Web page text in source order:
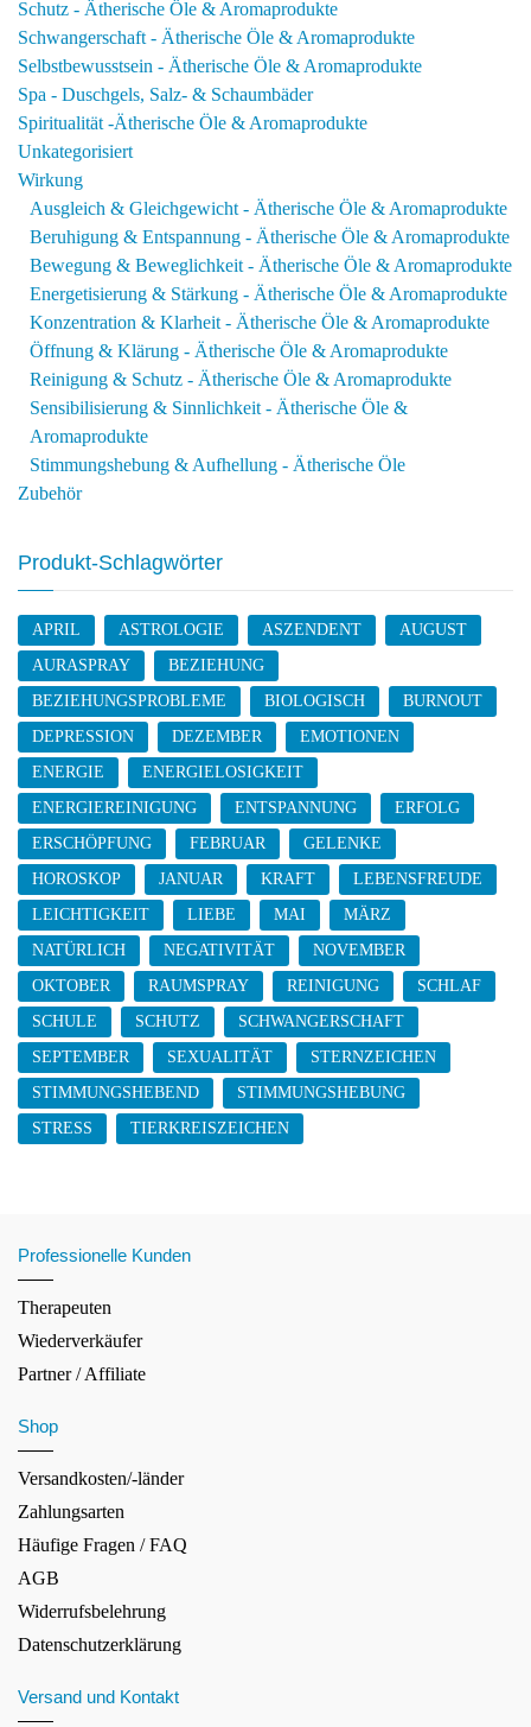
Schutz - Ätherische Öle & Aromaprodukte
Schwangerschaft - Ätherische Öle & Aromaprodukte
Selbstbewusstsein - Ätherische Öle & Aromaprodukte
Spa - Duschgels, Salz- & Schaumbäder
Spiritualität -Ätherische Öle & Aromaprodukte
Unkategorisiert
Wirkung
Ausgleich & Gleichgewicht - Ätherische Öle & Aromaprodukte
Beruhigung & Entspannung - Ätherische Öle & Aromaprodukte
Bewegung & Beweglichkeit - Ätherische Öle & Aromaprodukte
Energetisierung & Stärkung - Ätherische Öle & Aromaprodukte
Konzentration & Klarheit - Ätherische Öle & Aromaprodukte
Öffnung & Klärung - Ätherische Öle & Aromaprodukte
Reinigung & Schutz - Ätherische Öle & Aromaprodukte
Sensibilisierung & Sinnlichkeit - Ätherische Öle &
Aromaprodukte
Stimmungshebung & Aufhellung - Ätherische Öle
Zubehör
Produkt-Schlagwörter
APRIL ASTROLOGIE ASZENDENT
AUGUST
AURASPRAY
BEZIEHUNG
BEZIEHUNGSPROBLEME
BIOLOGISCH
BURNOUT
DEPRESSION
DEZEMBER
EMOTIONEN
ENERGIE
ENERGIELOSIGKEIT
ENERGIEREINIGUNG
ENTSPANNUNG
ERFOLG
ERSCHÖPFUNG
FEBRUAR
GELENKE
HOROSKOP
JANUAR KRAFT
LEBENSFREUDE
LEICHTIGKEIT
LIEBE MAI
MÄRZ
NATÜRLICH
NEGATIVITÄT
NOVEMBER
OKTOBER
RAUMSPRAY REINIGUNG
SCHLAF
SCHULE
SCHUTZ
SCHWANGERSCHAFT
SEPTEMBER
SEXUALITÄT
STERNZEICHEN
STIMMUNGSHEBEND
STIMMUNGSHEBUNG
STRESS
TIERKREISZEICHEN
Professionelle Kunden
Therapeuten
Wiederverkäufer
Partner / Affiliate
Shop
Versandkosten/-länder
Zahlungsarten
Häufige Fragen / FAQ
AGB
Widerrufsbelehrung
Datenschutzerklärung
Versand und Kontakt